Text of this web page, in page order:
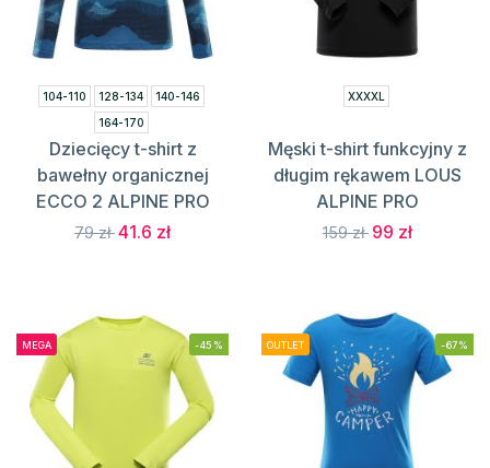
104-110 128-134
140-146
164-170
Dziecięcy t-shirt z
bawełny organicznej
ECCO 2 ALPINE PRO
79 zł41.6 zł
XXXXL
Męski t-shirt funkcyjny z
długim rękawem LOUS
ALPINE PRO
159 zł 99 zł
MEGA -45% OUTLET -67%